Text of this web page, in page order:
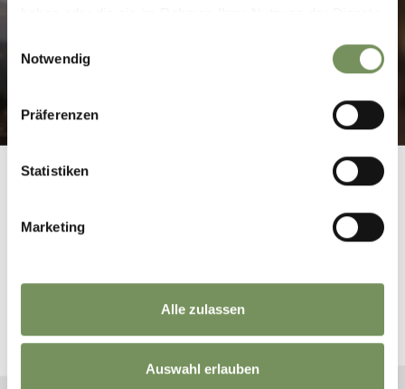
Einwilligungsauswahl
Notwendig
Präferenzen
Statistiken
Marketing
Alle zulassen
Auswahl erlauben
PRENOTA LA TUA VACANZA
Pianifica ora la tua vacanza da sogno